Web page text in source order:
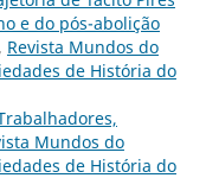
e do pós-abolição
, Revista Mundos do
de História do
Mundos do
de História do